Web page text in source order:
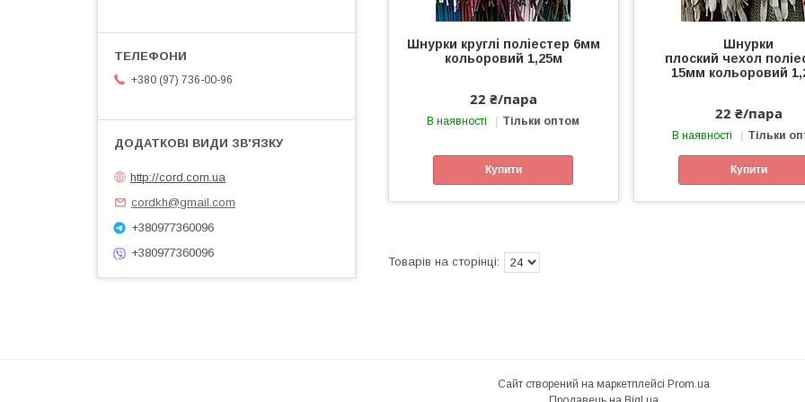
Шнурки круглі поліестер 6мм
кольоровий 1,25м
22 ₴/пара
В наявності Тільки оптом
Купити
Шнурки
плоский чехол
15мм кольоровий
22 ₴/пара
В наявності Тільки
Купити
+380 (97) 736-00-96
http://cord.com.ua
cordkh@gmail.com
+380977360096
+380977360096
Сайт створений на маркетплейсі Prom.ua